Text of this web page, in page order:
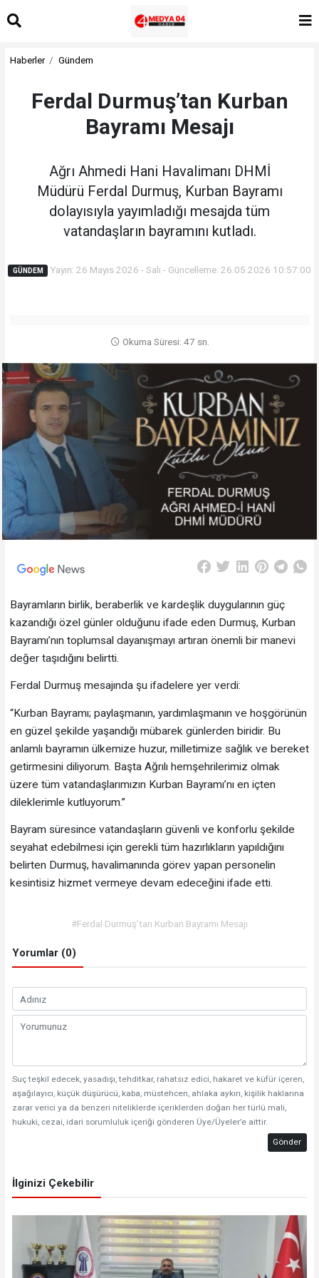
Haberler Gündem
Ferdal Durmuş’tan Kurban
Bayramı Mesajı
Ağrı Ahmedi Hani Havalimanı DHMİ
Müdürü Ferdal Durmuş, Kurban Bayramı
dolayısıyla yayımladığı mesajda tüm
vatandaşların bayramını kutladı.
GÜNDEM Yayın: 26 Mayıs 2026 - Salı - Güncelleme: 26.05.2026 10:57:00
Okuma Süresi: 47 sn.
Bayramların birlik, beraberlik ve kardeşlik duygularının güç
kazandığı özel günler olduğunu ifade eden Durmuş, Kurban
Bayramı’nın toplumsal dayanışmayı artıran önemli bir manevi
değer taşıdığını belirtti.
Ferdal Durmuş mesajında şu ifadelere yer verdi:
“Kurban Bayramı; paylaşmanın, yardımlaşmanın ve hoşgörünün
en güzel şekilde yaşandığı mübarek günlerden biridir. Bu
anlamlı bayramın ülkemize huzur, milletimize sağlık ve bereket
getirmesini diliyorum. Başta Ağrılı hemşehrilerimiz olmak
üzere tüm vatandaşlarımızın Kurban Bayramı’nı en içten
dileklerimle kutluyorum.”
Bayram süresince vatandaşların güvenli ve konforlu şekilde
seyahat edebilmesi için gerekli tüm hazırlıkların yapıldığını
belirten Durmuş, havalimanında görev yapan personelin
kesintisiz hizmet vermeye devam edeceğini ifade etti.
#Ferdal Durmuş’tan Kurban Bayramı Mesajı
Yorumlar (0)
Suç teşkil edecek, yasadışı, tehditkar, rahatsız edici, hakaret ve küfür içeren,
aşağılayıcı, küçük düşürücü, kaba, müstehcen, ahlaka aykırı, kişilik haklarına
zarar verici ya da benzeri niteliklerde içeriklerden doğan her türlü mali,
hukuki, cezai, idari sorumluluk içeriği gönderen Üye/Üyeler’e aittir.
Gönder
İlginizi Çekebilir